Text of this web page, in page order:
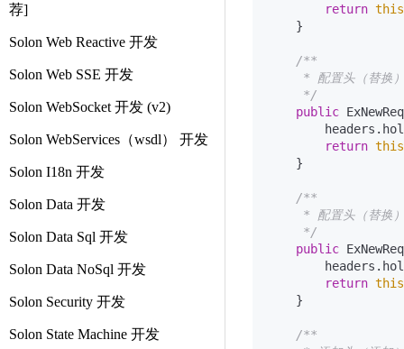
荐]
Solon Web Reactive 开发
Solon Web SSE 开发
Solon WebSocket 开发 (v2)
Solon WebServices（wsdl） 开发
Solon I18n 开发
Solon Data 开发
Solon Data Sql 开发
Solon Data NoSql 开发
Solon Security 开发
Solon State Machine 开发
return this
    }
/**
* 配置头（替换
     */
public
return this
    }
/**
* 配置头（替换
     */
public
return this
    }
/**